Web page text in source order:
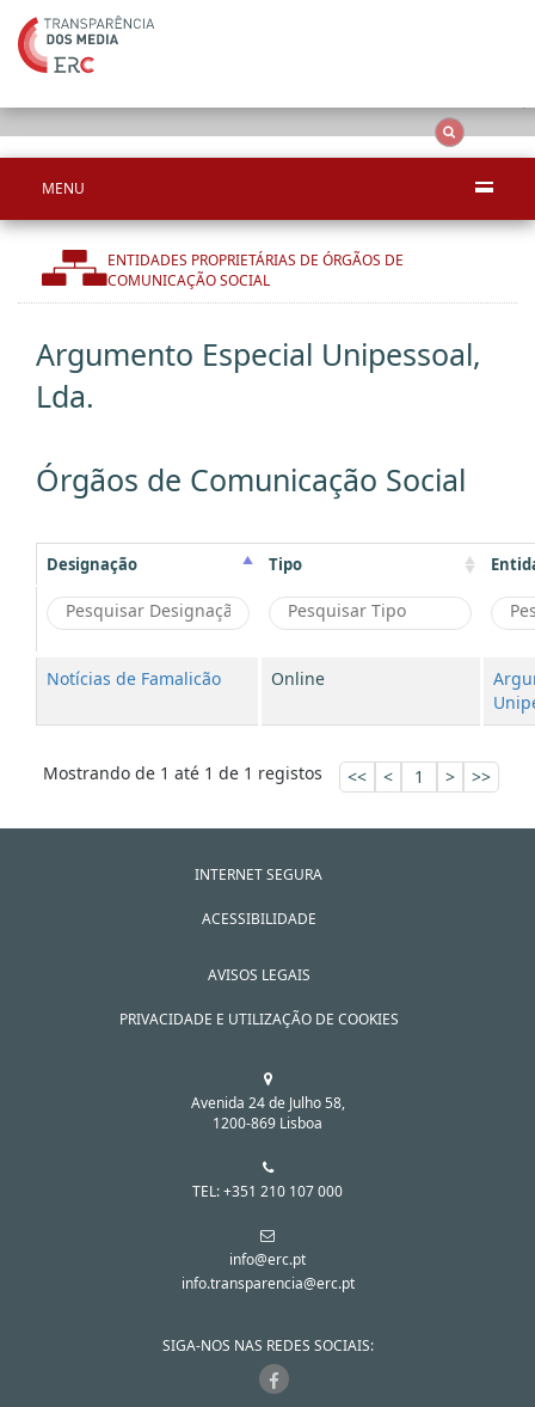
MENU
ENTIDADES PROPRIETÁRIAS DE ÓRGÃOS DE
COMUNICAÇÃO SOCIAL
Argumento Especial Unipessoal,
Lda.
Órgãos de Comunicação Social
Designação Tipo
Notícias de Famalicão Online
Mostrando de 1 até 1 de 1 registos << < 1 > >>
INTERNET SEGURA
ACESSIBILIDADE
AVISOS LEGAIS
PRIVACIDADE E UTILIZAÇÃO DE COOKIES
Avenida 24 de Julho 58,
1200-869 Lisboa
TEL: +351 210 107 000
info@erc.pt
info.transparencia@erc.pt
SIGA-NOS NAS REDES SOCIAIS: